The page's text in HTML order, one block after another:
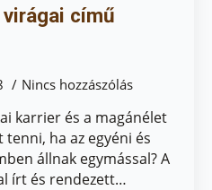
című
Nincs hozzászólás
karrier és a magánélet
ha az egyéni és
állnak egymással? A
írt és rendezett…